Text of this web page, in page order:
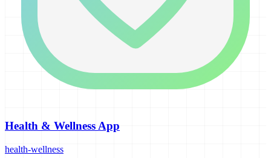
Health & Wellness App
health-wellness